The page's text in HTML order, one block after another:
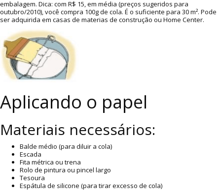
embalagem. Dica: com R$ 15, em média (preços sugeridos para
outubro/2010), você compra 100g de cola. É o suficiente para 30 m². Pode
ser adquirida em casas de materias de construção ou Home Center.
Aplicando o papel
Materiais necessários:
Balde médio (para diluir a cola)
Escada
Fita métrica ou trena
Rolo de pintura ou pincel largo
Tesoura
Espátula de silicone (para tirar excesso de cola)